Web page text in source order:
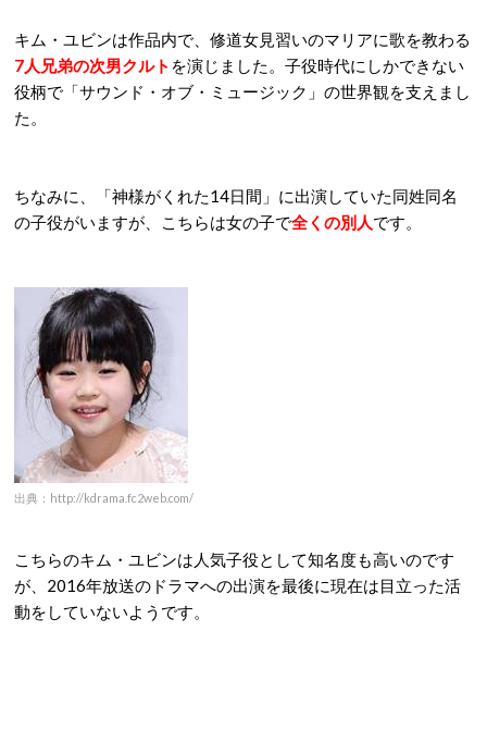
キム・ユビンは作品内で、修道女見習いのマリアに歌を教わる
7人兄弟の次男クルト を演じました。子役時代にしかできない
役柄で「サウンド・オブ・ミュージック」の世界観を支えまし
た。
ちなみに、「神様がくれた14日間」に出演していた同姓同名
の子役がいますが、こちらは女の子で全くの別人です。
出典：http://kdrama.fc2web.com/
こちらのキム・ユビンは人気子役として知名度も高いのです
が、2016年放送のドラマへの出演を最後に現在は目立った活
動をしていないようです。